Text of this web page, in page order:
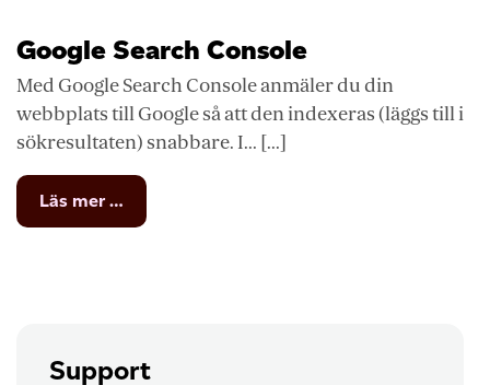
Google Search Console
Med Google Search Console anmäler du din
webbplats till Google så att den indexeras (läggs till i
sökresultaten) snabbare. I... [...]
Läs mer …
Google
Support